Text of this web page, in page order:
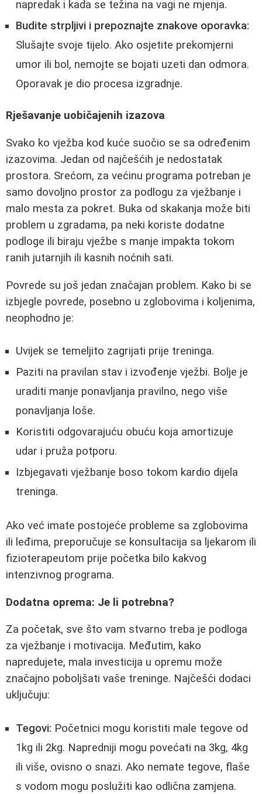
napredak i kada se težina na vagi ne mjenja.
Budite strpljivi i prepoznajte znakove oporavka:
Slušajte svoje tijelo. Ako osjetite prekomjerni
umor ili bol, nemojte se bojati uzeti dan odmora.
Oporavak je dio procesa izgradnje.
Rješavanje uobičajenih izazova
Svako ko vježba kod kuće suočio se sa određenim
izazovima. Jedan od najčešćih je nedostatak
prostora. Srećom, za većinu programa potreban je
samo dovoljno prostor za podlogu za vježbanje i
malo mesta za pokret. Buka od skakanja može biti
problem u zgradama, pa neki koriste dodatne
podloge ili biraju vježbe s manje impakta tokom
ranih jutarnjih ili kasnih noćnih sati.
Povrede su još jedan značajan problem. Kako bi se
izbjegle povrede, posebno u zglobovima i koljenima,
neophodno je:
Uvijek se temeljito zagrijati prije treninga.
Paziti na pravilan stav i izvođenje vježbi. Bolje je
uraditi manje ponavljanja pravilno, nego više
ponavljanja loše.
Koristiti odgovarajuću obuću koja amortizuje
udar i pruža potporu.
Izbjegavati vježbanje boso tokom kardio dijela
treninga.
Ako već imate postojeće probleme sa zglobovima
ili leđima, preporučuje se konsultacija sa ljekarom ili
fizioterapeutom prije početka bilo kakvog
intenzivnog programa.
Dodatna oprema: Je li potrebna?
Za početak, sve što vam stvarno treba je podloga
za vježbanje i motivacija. Međutim, kako
napredujete, mala investicija u opremu može
značajno poboljšati vaše treninge. Najčešći dodaci
uključuju:
Tegovi: Početnici mogu koristiti male tegove od
1kg ili 2kg. Napredniji mogu povećati na 3kg, 4kg
ili više, ovisno o snazi. Ako nemate tegove, flaše
s vodom mogu poslužiti kao odlična zamjena.